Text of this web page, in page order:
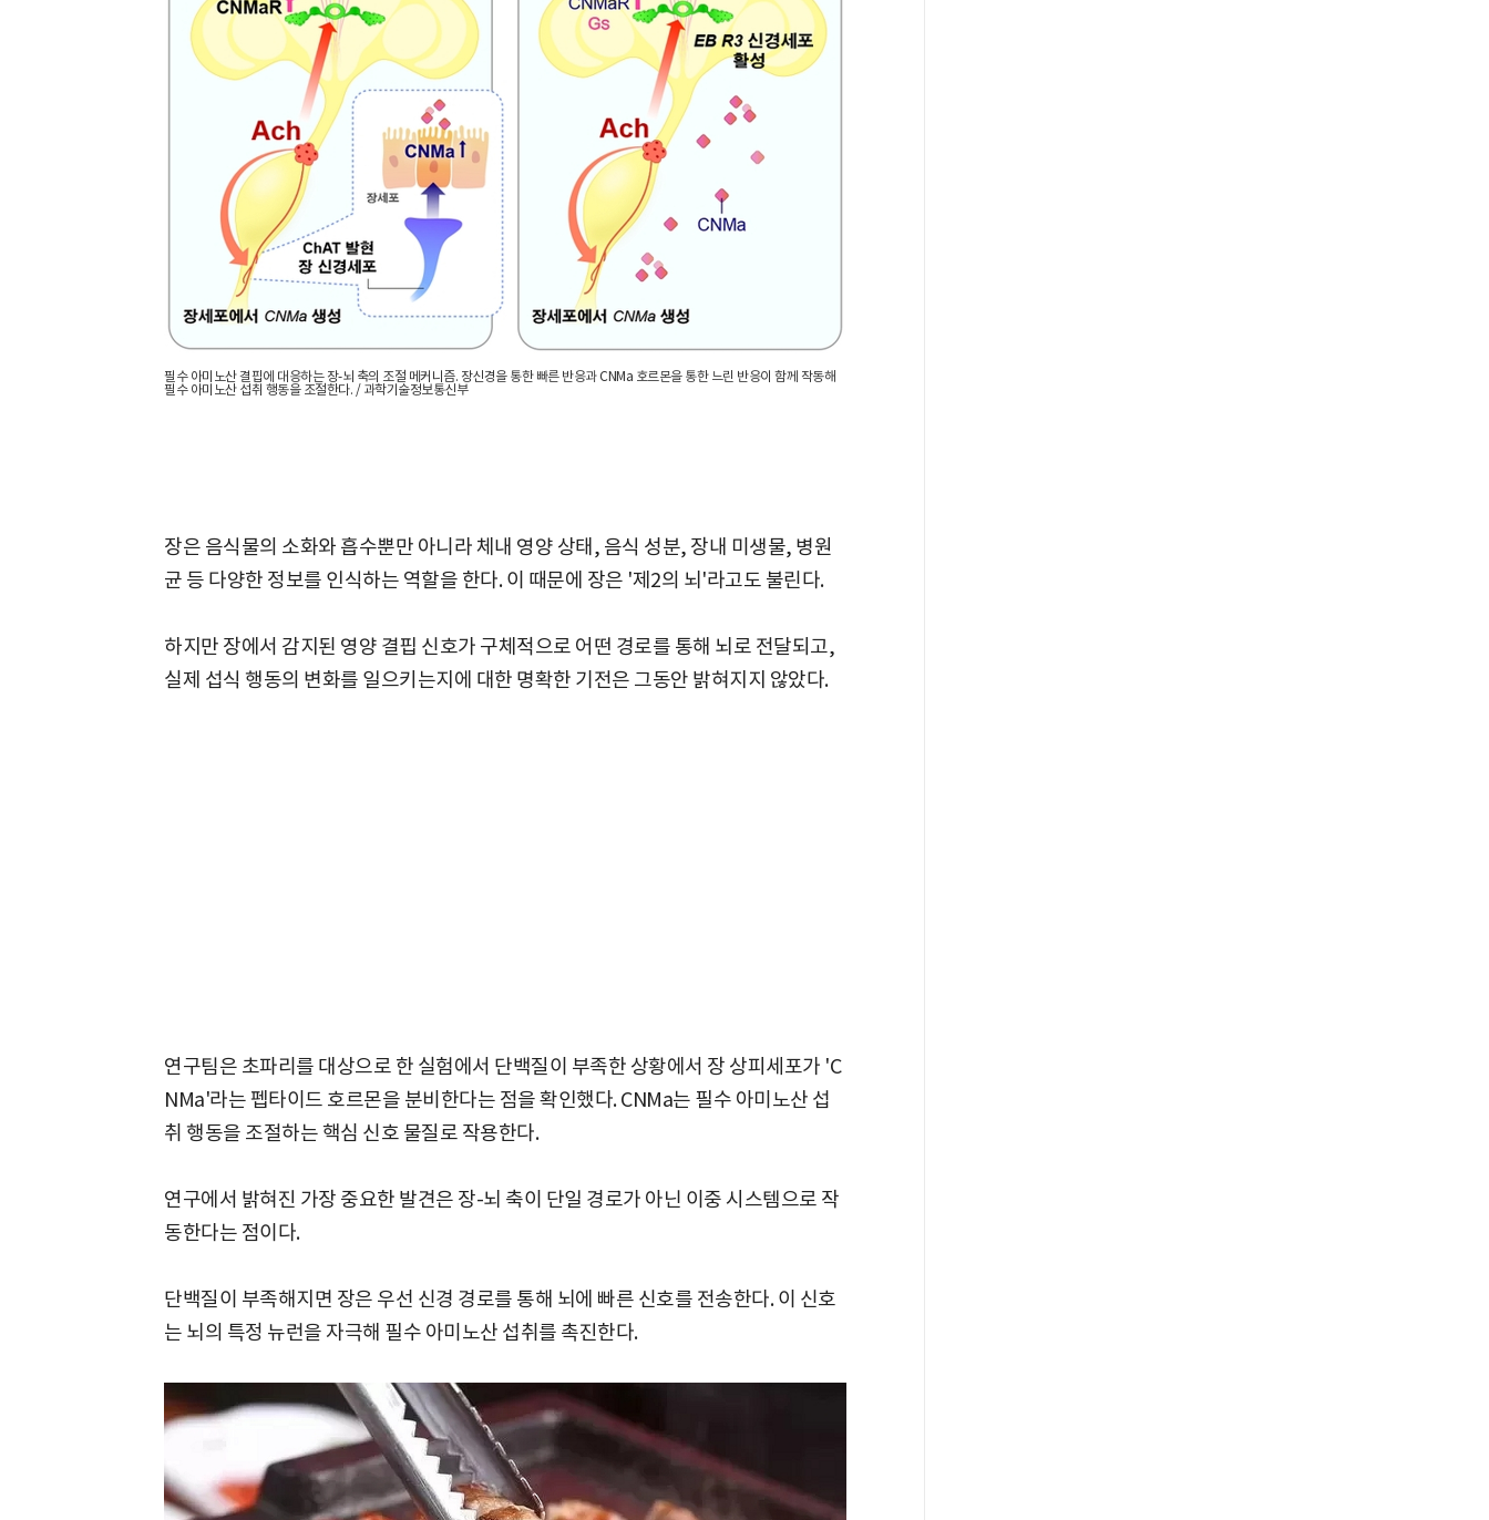
필수 아미노산 결핍에 대응하는 장-뇌 축의 조절 메커니즘. 장신경을 통한 빠른 반응과 CNMa 호르몬을 통한 느린 반응이 함께 작동해
필수 아미노산 섭취 행동을 조절한다. / 과학기술정보통신부
장은 음식물의 소화와 흡수뿐만 아니라 체내 영양 상태, 음식 성분, 장내 미생물, 병원
균 등 다양한 정보를 인식하는 역할을 한다. 이 때문에 장은 '제2의 뇌'라고도 불린다.
하지만 장에서 감지된 영양 결핍 신호가 구체적으로 어떤 경로를 통해 뇌로 전달되고,
실제 섭식 행동의 변화를 일으키는지에 대한 명확한 기전은 그동안 밝혀지지 않았다.
연구팀은 초파리를 대상으로 한 실험에서 단백질이 부족한 상황에서 장 상피세포가 'C
NMa'라는 펩타이드 호르몬을 분비한다는 점을 확인했다. CNMa는 필수 아미노산 섭
취 행동을 조절하는 핵심 신호 물질로 작용한다.
연구에서 밝혀진 가장 중요한 발견은 장-뇌 축이 단일 경로가 아닌 이중 시스템으로 작
동한다는 점이다.
단백질이 부족해지면 장은 우선 신경 경로를 통해 뇌에 빠른 신호를 전송한다. 이 신호
는 뇌의 특정 뉴런을 자극해 필수 아미노산 섭취를 촉진한다.